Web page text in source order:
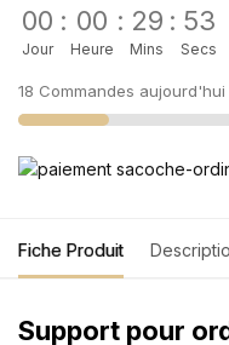
00
Jour
: 00
Heure
: 29
Mins
: 53
Secs
18 Commandes aujourd'hui
Fiche Produit
Support pour